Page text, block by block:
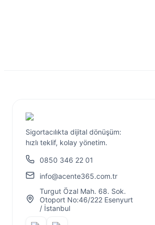
Sigortacılıkta dijital dönüşüm:
hızlı teklif, kolay yönetim.
0850 346 22 01
info@acente365.com.tr
Turgut Özal Mah. 68. Sok.
Otoport No:46/222 Esenyurt
/ İstanbul